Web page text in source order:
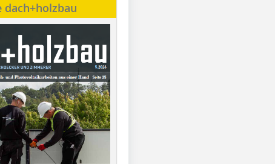
dach+holzbau